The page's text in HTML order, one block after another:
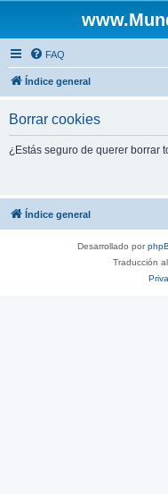
FAQ
Índice general
Borrar cookies
¿Estás seguro de querer borrar
Índice general
Desarrollado por
Traducción